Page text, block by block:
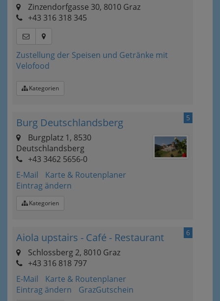
Zinzendorfgasse 30, 8010 Graz
+43 316 318 345
Zustellung der Speisen und Getränke mit
Velofood
Kategorien
5
Burg Deutschlandsberg
Burgplatz 1, 8530
Deutschlandsberg
+43 3462 5656-0
E-Mail
Karte & Routenplaner
Eintrag ändern
Kategorien
6
Aiola upstairs - Café - Restaurant
Schlossberg 2, 8010 Graz
+43 316 818 797
E-Mail
Karte & Routenplaner
Eintrag ändern
GrazGutschein